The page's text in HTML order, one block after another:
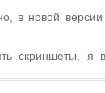
в новой
скриншеты, я